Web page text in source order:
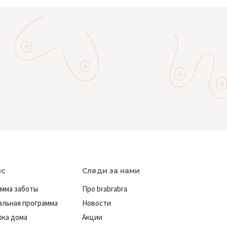
заботы
программа
дома
Следи за нами
Про brabrabra
Новости
Акции